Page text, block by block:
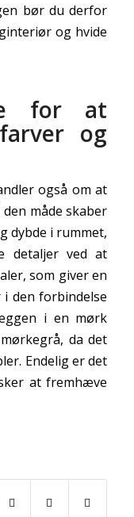
bør du derfor
og hvide
for at
og
også om at
måde skaber
dybde i rummet,
detaljer ved at
som giver en
den forbindelse
i en mørk
da det
Endelig er det
at fremhæve